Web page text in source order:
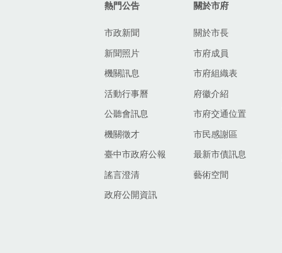
熱門公告
市政新聞
新聞照片
機關訊息
活動行事曆
公聽會訊息
機關徵才
臺中市政府公報
謠言澄清
政府公開資訊
關於市府
關於市長
市府成員
市府組織表
府徽介紹
市府交通位置
市民感謝區
最新市債訊息
藝術空間